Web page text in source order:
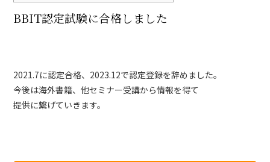
BBIT認定試験に合格しました
2021.7に認定合格、2023.12で認定登録を辞めました。
今後は海外書籍、他セミナー受講から情報を得て
提供に繋げていきます。